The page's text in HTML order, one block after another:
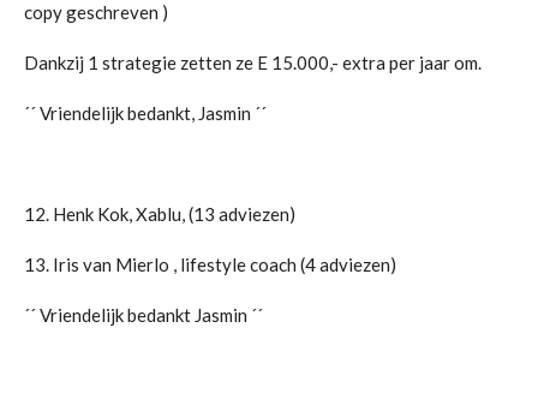
copy geschreven )
Dankzij 1 strategie zetten ze E 15.000,- extra per jaar om.
´´Vriendelijk bedankt, Jasmin ´´
12. Henk Kok, Xablu, (13 adviezen)
13. Iris van Mierlo , lifestyle coach (4 adviezen)
´´ Vriendelijk bedankt Jasmin ´´